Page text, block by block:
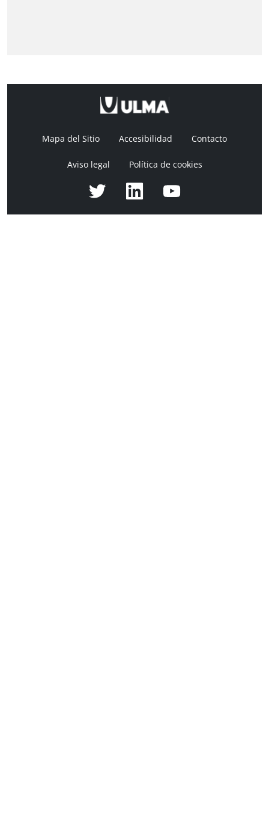
Mapa del Sitio Accesibilidad Contacto
Aviso legal Política de cookies